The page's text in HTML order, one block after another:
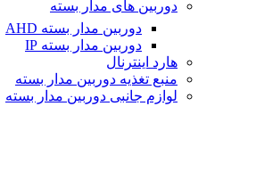
دوربین های مدار بسته
دوربین مدار بسته AHD
دوربین مدار بسته IP
هارد اینترنال
منبع تغذیه دوربین مدار بسته
لوازم جانبی دوربین مدار بسته